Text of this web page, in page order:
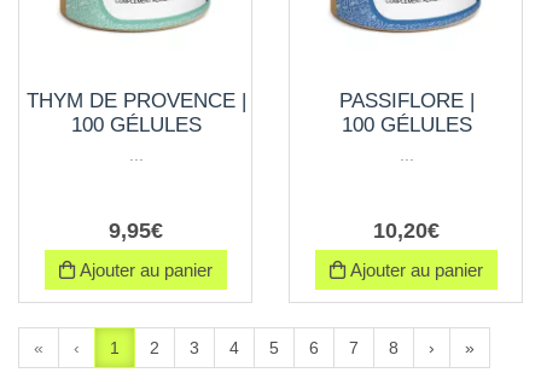
THYM DE PROVENCE |
100 GÉLULES
9,95€
Ajouter au panier
PASSIFLORE |
100 GÉLULES
10,20€
Ajouter au panier
« ‹ 1 2 3 4 5 6 7 8 › »